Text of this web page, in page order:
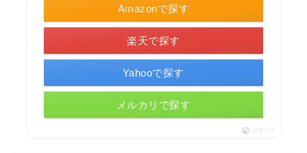
Amazonで探す
楽天で探す
Yahooで探す
メルカリで探す
ポチップ